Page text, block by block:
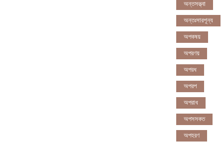
অন্তসত্ত্বা
অন্তঃসারশূন্য
অপকষয়
অপরণয়
অপরধ
অপরপ
অপরাধ
অপসসকত
অপহরণ